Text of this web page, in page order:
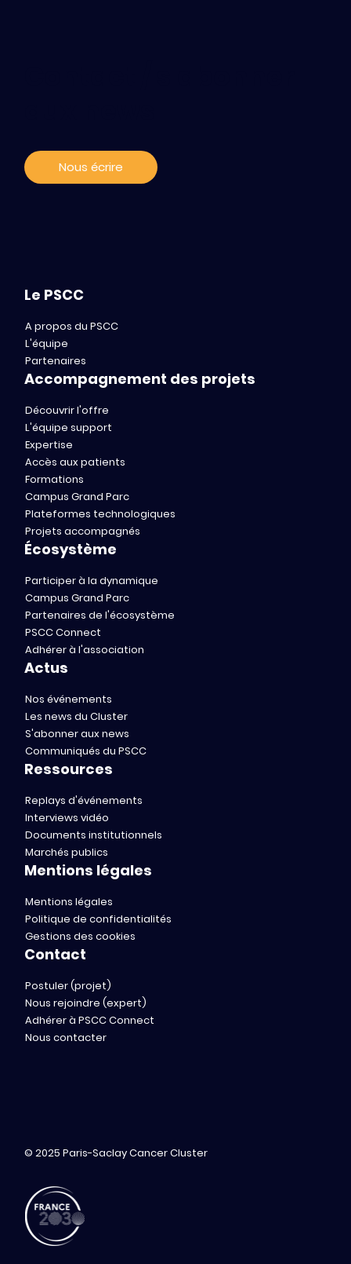
Nous écrire
Le PSCC
A propos du PSCC
L'équipe
Partenaires
Accompagnement des projets
Découvrir l'offre
L'équipe support
Expertise
Accès aux patients
Formations
Campus Grand Parc
Plateformes technologiques
Projets accompagnés
Écosystème
Participer à la dynamique
Campus Grand Parc
Partenaires de l'écosystème
PSCC Connect
Adhérer à l'association
Actus
Nos événements
Les news du Cluster
S'abonner aux news
Communiqués du PSCC
Ressources
Replays d'événements
Interviews vidéo
Documents institutionnels
Marchés publics
Mentions légales
Mentions légales
Politique de confidentialités
Gestions des cookies
Contact
Postuler (projet)
Nous rejoindre (expert)
Adhérer à PSCC Connect
Nous contacter
© 2025 Paris-Saclay Cancer Cluster